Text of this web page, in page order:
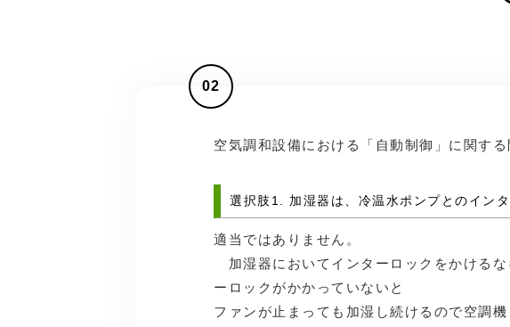
02
空気調和設備における「自動制御」に関する
選択肢1. 加湿器は、冷温水ポンプとのインタ
適当ではありません。
加湿器においてインターロックをかける
ーロックがかかっていないと
ファンが止まっても加湿し続けるので空調